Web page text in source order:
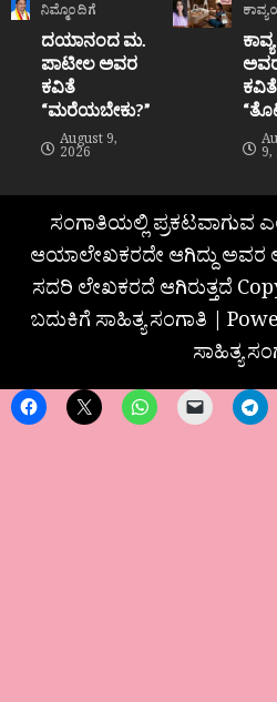
ನಿಮ್ಮೊಂದಿಗೆ
ದಯಾನಂದ ಮ.
ಪಾಟೀಲ ಅವರ
ಕವಿತೆ
“ಮರೆಯಬೇಕು?”
August 9,
2026
ಕವಿತೆ
9,
ಸಂಗಾತಿಯಲ್ಲಿ ಪ್ರಕಟವಾಗುವ
ಆಯಾಲೇಖಕರದೇ ಆಗಿದ್ದು
ಸದರಿ ಲೇಖಕರದೆ ಆಗಿರುತ್ತದೆ
ಬದುಕಿಗೆ ಸಾಹಿತ್ಯ ಸಂಗಾತಿ |
ಸಾಹಿತ್ಯ